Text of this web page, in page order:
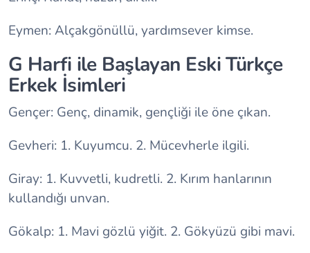
Eymen: Alçakgönüllü, yardımsever kimse.
G Harfi ile Başlayan Eski Türkçe
Erkek İsimleri
Gençer: Genç, dinamik, gençliği ile öne çıkan.
Gevheri: 1. Kuyumcu. 2. Mücevherle ilgili.
Giray: 1. Kuvvetli, kudretli. 2. Kırım hanlarının
kullandığı unvan.
Gökalp: 1. Mavi gözlü yiğit. 2. Gökyüzü gibi mavi.